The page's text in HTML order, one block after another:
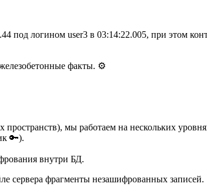
под логином user3 в 03:14:22.005, при этом
факты. ⚙️
мы работаем на нескольких
🔑).
внутри БД.
сервера фрагменты незашифрованных записей.